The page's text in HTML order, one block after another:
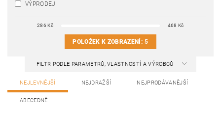
VÝPRODEJ
286 Kč 468 Kč
POLOŽEK K ZOBRAZENÍ:5
FILTR PODLE PARAMETRŮ, VLASTNOSTÍ A VÝROBCŮ
NEJLEVNĚJŠÍ NEJDRAŽŠÍ NEJPRODÁVANĚJŠÍ
ABECEDNĚ